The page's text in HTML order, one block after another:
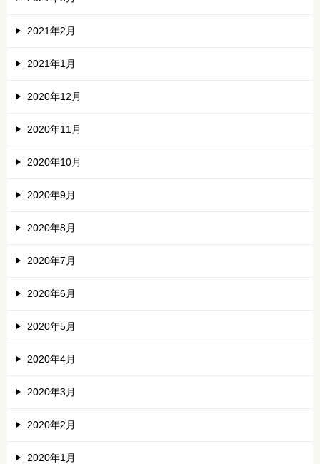
2021年2月
2021年1月
2020年12月
2020年11月
2020年10月
2020年9月
2020年8月
2020年7月
2020年6月
2020年5月
2020年4月
2020年3月
2020年2月
2020年1月